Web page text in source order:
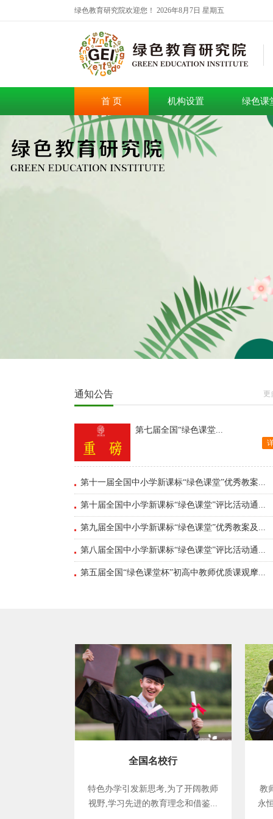
绿色教育研究院欢迎您！ 2026年8月7日 星期五
首 页 机构设置 绿色课
通知公告 更
第七届全国“绿色课堂...
第十一届全国中小学新课标“绿色课堂”优秀教案...
第十届全国中小学新课标“绿色课堂”评比活动通...
第九届全国中小学新课标“绿色课堂”优秀教案及...
第八届全国中小学新课标“绿色课堂”评比活动通...
第五届全国“绿色课堂杯”初高中教师优质课观摩...
全国名校行
特色办学引发新思考,为了开阔教师
视野,学习先进的教育理念和借鉴...
教
永